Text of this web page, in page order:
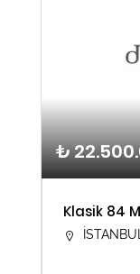
₺
Klasik 84